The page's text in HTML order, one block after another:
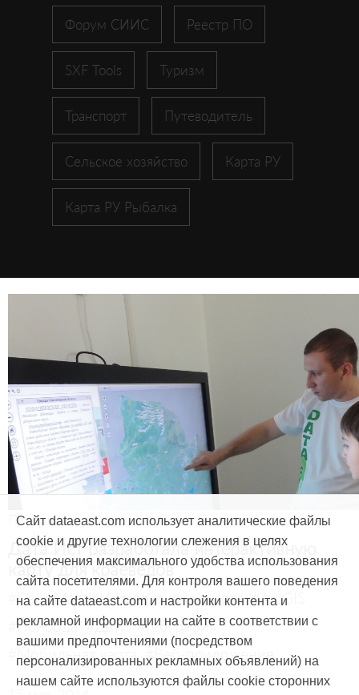
Форум СИИС Реестр ПО
SXF Tools Туризм
Транспорт Путеводитель
Сельское хозяйство Карта РУ
Карта РУ Рыбалка
Продукты и услуги
Дата Ист разработала интерактивную
карту для краеведов
#CarryMap #Интерактивная карта #ArcGIS
#Природа #Дети #География
#Мобильная карта #Веб-приложение
Сайт dataeast.com использует аналитические файлы
cookie и другие технологии слежения в целях
обеспечения максимального удобства использования
сайта посетителями. Для контроля вашего поведения
на сайте dataeast.com и настройки контента и
рекламной информации на сайте в соответствии с
вашими предпочтениями (посредством
персонализированных рекламных объявлений) на
нашем сайте используются файлы cookie сторонних